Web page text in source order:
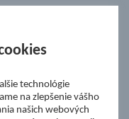
Železiarne
Informatika s.r.o.
Podbrezová
technológie
na zlepšenie vášho
našich webových